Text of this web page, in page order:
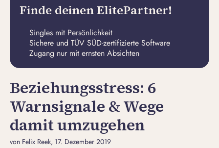
Adresse
erstellen
Finde deinen ElitePartner!
Singles mit Persönlichkeit
Sichere und TÜV SÜD-zertifizierte Software
Zugang nur mit ernsten Absichten
Beziehungsstress: 6
Warnsignale & Wege
damit umzugehen
von Felix Reek, 17. Dezember 2019